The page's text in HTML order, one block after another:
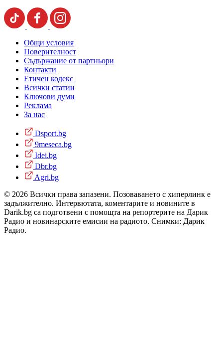
Общи условия
Поверителност
Съдържание от партньори
Контакти
Етичен кодекс
Всички статии
Ключови думи
Реклама
За нас
Dsport.bg
9meseca.bg
Idei.bg
Dbr.bg
Agri.bg
© 2026 Всички права запазени. Позоваването с хиперлинк е
задължително. Интервютата, коментарите и новините в
Darik.bg са подготвени с помощта на репортерите на Дарик
Радио и новинарските емисии на радиото. Снимки: Дарик
Радио.